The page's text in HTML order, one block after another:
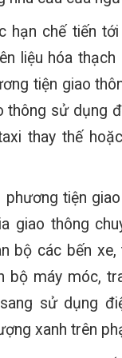
hạn chế tiến
liệu hóa
tiện giao
thông sử dụng
thay thế
tiện
giao thông
bộ các bến
bộ máy móc,
sử dụng
xanh trên